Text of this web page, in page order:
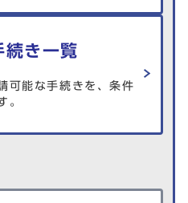
続き一覧
可能な手続きを、条件
。